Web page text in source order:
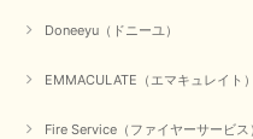
Doneeyu（ドニーユ）
EMMACULATE（エマキュレイト）
Fire Service（ファイヤーサービス）